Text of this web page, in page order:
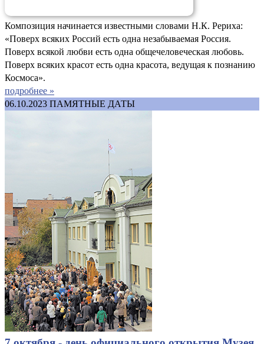
Композиция начинается известными словами Н.К. Рериха:
«Поверх всяких Россий есть одна незабываемая Россия.
Поверх всякой любви есть одна общечеловеческая любовь.
Поверх всяких красот есть одна красота, ведущая к познанию
Космоса».
подробнее »
06.10.2023 ПАМЯТНЫЕ ДАТЫ